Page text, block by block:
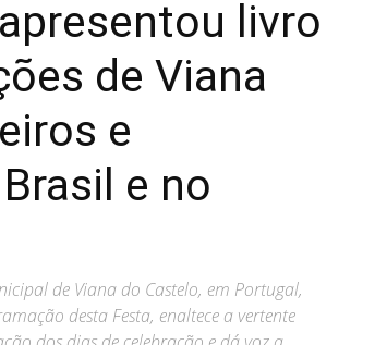
livro
de Viana
e
e no
de Viana do Castelo, em Portugal,
desta Festa, enaltece a vertente